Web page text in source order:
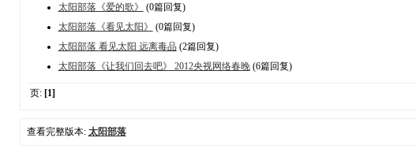
太阳部落《爱的歌》
(0篇回复)
太阳部落《看见太阳》
(0篇回复)
太阳部落 看见太阳 远离毒品 (2篇回复)
太阳部落《让我们回去吧》 2012央视网络春晚(6篇回复)
页: [1]
查看完整版本: 太阳部落